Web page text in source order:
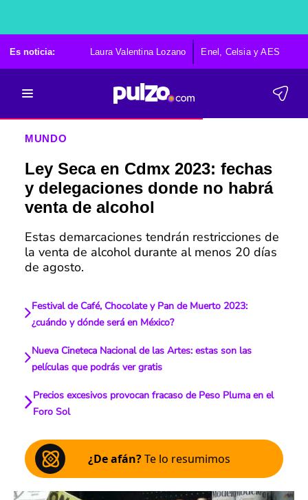
Es noticia: Laura Valentina Lozano Enel, Celsia y AES
MUNDO
Ley Seca en Cdmx 2023: fechas
y delegaciones donde no habrá
venta de alcohol
Estas demarcaciones tendrán restricciones de
la venta de alcohol durante al menos 20 días
de agosto.
Festival de Café, Chocolate y Pan de Muerto 2023:
¿cuándo y dónde será en México?
Nueva Cineteca Nacional de las Artes: estas son las
películas que podrás ver gratis
Precios excesivos provocan fracaso de Peso Pluma en el
Foro Sol
¿De afán?Te lo resumimos